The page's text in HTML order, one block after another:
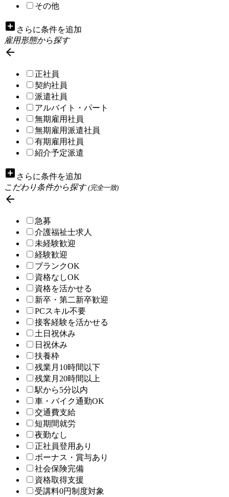
その他
add_box さらに条件を追加
雇用形態から探す

正社員
契約社員
派遣社員
アルバイト・パート
無期雇用社員
無期雇用派遣社員
有期雇用社員
紹介予定派遣
add_box さらに条件を追加
こだわり条件から探す(完全一致)

急募
介護福祉士求人
未経験歓迎
経験歓迎
ブランクOK
資格なしOK
資格を活かせる
新卒・第二新卒歓迎
PCスキル不要
接客経験を活かせる
土日祝休み
日祝休み
扶養枠
残業月10時間以下
残業月20時間以上
駅から5分以内
車・バイク通勤OK
交通費支給
短期間就労
夜勤なし
正社員登用あり
ボーナス・賞与あり
社会保険完備
資格取得支援
受講料0円制度対象